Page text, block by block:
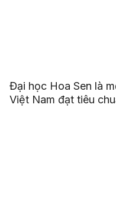
Đại học Hoa Sen là
Việt Nam đạt tiêu